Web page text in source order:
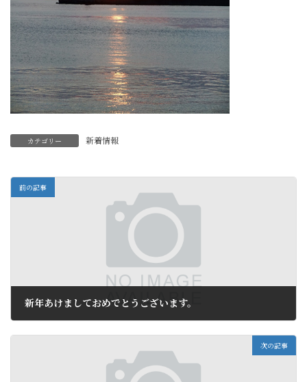
カテゴリー 新着情報
前の記事
新年あけましておめでとうございます。
次の記事